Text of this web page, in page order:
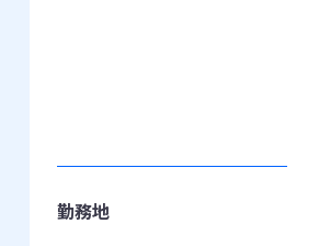
勤務地